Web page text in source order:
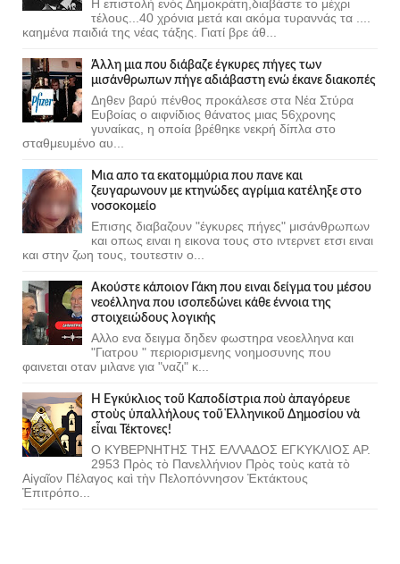
Η επιστολή ενός Δημοκράτη,διαβάστε το μέχρι
τέλους...40 χρόνια μετά και ακόμα τυραννάς τα ....
καημένα παιδιά της νέας τάξης. Γιατί βρε άθ...
Άλλη μια που διάβαζε έγκυρες πήγες των
μισάνθρωπων πήγε αδιάβαστη ενώ έκανε διακοπές
Δηθεν βαρύ πένθος προκάλεσε στα Νέα Στύρα
Ευβοίας ο αιφνίδιος θάνατος μιας 56χρονης
γυναίκας, η οποία βρέθηκε νεκρή δίπλα στο
σταθμευμένο αυ...
Μια απο τα εκατομμύρια που πανε και
ζευγαρωνουν με κτηνώδες αγρίμια κατέληξε στο
νοσοκομείο
Επισης διαβαζουν "έγκυρες πήγες" μισάνθρωπων
και οπως ειναι η εικονα τους στο ιντερνετ ετσι ειναι
και στην ζωη τους, τουτεστιν ο...
Ακούστε κάποιον Γάκη που ειναι δείγμα του μέσου
νεοέλληνα που ισοπεδώνει κάθε έννοια της
στοιχειώδους λογικής
Αλλο ενα δειγμα δηδεν φωστηρα νεοελληνα και
"Γιατρου " περιορισμενης νοημοσυνης που
φαινεται οταν μιλανε για "ναζι" κ...
Ἡ Ἐγκύκλιος τοῦ Καποδίστρια ποὺ ἀπαγόρευε
στοὺς ὑπαλλήλους τοῦ Ἑλληνικοῦ Δημοσίου νὰ
εἶναι Τέκτονες!
Ο ΚΥΒΕΡΝΗΤΗΣ ΤΗΣ ΕΛΛΑΔΟΣ ΕΓΚΥΚΛΙΟΣ ΑΡ.
2953 Πρὸς τὸ Πανελλήνιον Πρὸς τοὺς κατὰ τὸ
Αἰγαῖον Πέλαγος καὶ τὴν Πελοπόννησον Ἐκτάκτους
Ἐπιτρόπο...